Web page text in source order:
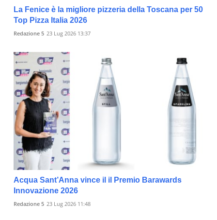
La Fenice è la migliore pizzeria della Toscana per 50
Top Pizza Italia 2026
Redazione 5 23 Lug 2026 13:37
Acqua Sant’Anna vince il il Premio Barawards
Innovazione 2026
Redazione 5 23 Lug 2026 11:48